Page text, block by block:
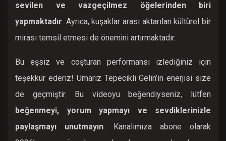
sevilen ve vazgeçilmez öğelerinden biri
yapmaktadır. Ayrıca, kuşaklar arası aktarılan kültürel bir
mirası temsil etmesi de önemini artırmaktadır.
Bu eşsiz ve coşturan performansı izlediğiniz için
teşekkür ederiz! Umarız Tepecikli Gelin’in enerjisi size
de geçmiştir. Bu videoyu beğendiyseniz, lütfen
beğenmeyi, yorum yapmayı ve sevdiklerinizle
paylaşmayı unutmayın. Kanalımıza abone olarak